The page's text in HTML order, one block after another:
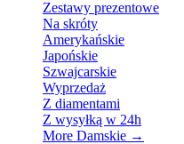
Zestawy prezentowe
Na skróty
Amerykańskie
Japońskie
Szwajcarskie
Wyprzedaż
Z diamentami
Z wysyłką w 24h
More Damskie →